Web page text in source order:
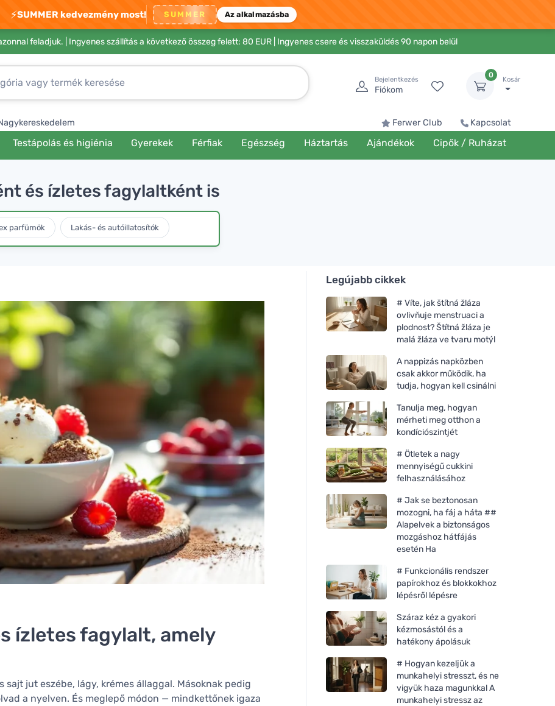
⚡SUMMER kedvezmény most! SUMMER Az alkalmazásba
feladjuk. | Ingyenes szállítás a következő összeg felett: 80 EUR | Ingyenes csere és visszaküldés 90 napon belül
Bejelentkezés
Fiókom
0
Kosár
Ferwer Club Kapcsolat
Testápolás és higiénia Gyerekek Férfiak Egészség Háztartás Ajándékok Cipők / Ruházat
és ízletes fagylaltként is
parfümök Lakás- és autóillatosítók
ízletes fagylalt, amely
sajt jut eszébe, lágy, krémes állaggal. Másoknak pedig
a nyelven. És meglepő módon — mindkettőnek igaza
Legújabb cikkek
# Víte, jak štítná žláza
ovlivňuje menstruaci a
plodnost? Štítná žláza je
malá žláza ve tvaru motýl
A nappizás napközben
csak akkor működik, ha
tudja, hogyan kell csinálni
Tanulja meg, hogyan
mérheti meg otthon a
kondíciószintjét
# Ötletek a nagy
mennyiségű cukkini
felhasználásához
# Jak se beztonosan
mozogni, ha fáj a háta ##
Alapelvek a biztonságos
mozgáshoz hátfájás
esetén Ha
# Funkcionális rendszer
papírokhoz és blokkokhoz
lépésről lépésre
Száraz kéz a gyakori
kézmosástól és a
hatékony ápolásuk
# Hogyan kezeljük a
munkahelyi stresszt, és ne
vigyük haza magunkkal A
munkahelyi stressz az